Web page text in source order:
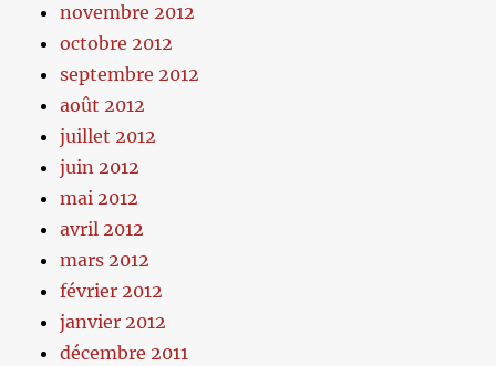
novembre 2012
octobre 2012
septembre 2012
août 2012
juillet 2012
juin 2012
mai 2012
avril 2012
mars 2012
février 2012
janvier 2012
décembre 2011